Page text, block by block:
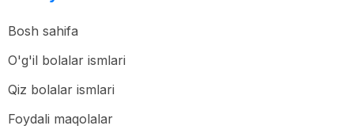
Bosh sahifa
O'g'il bolalar ismlari
Qiz bolalar ismlari
Foydali maqolalar